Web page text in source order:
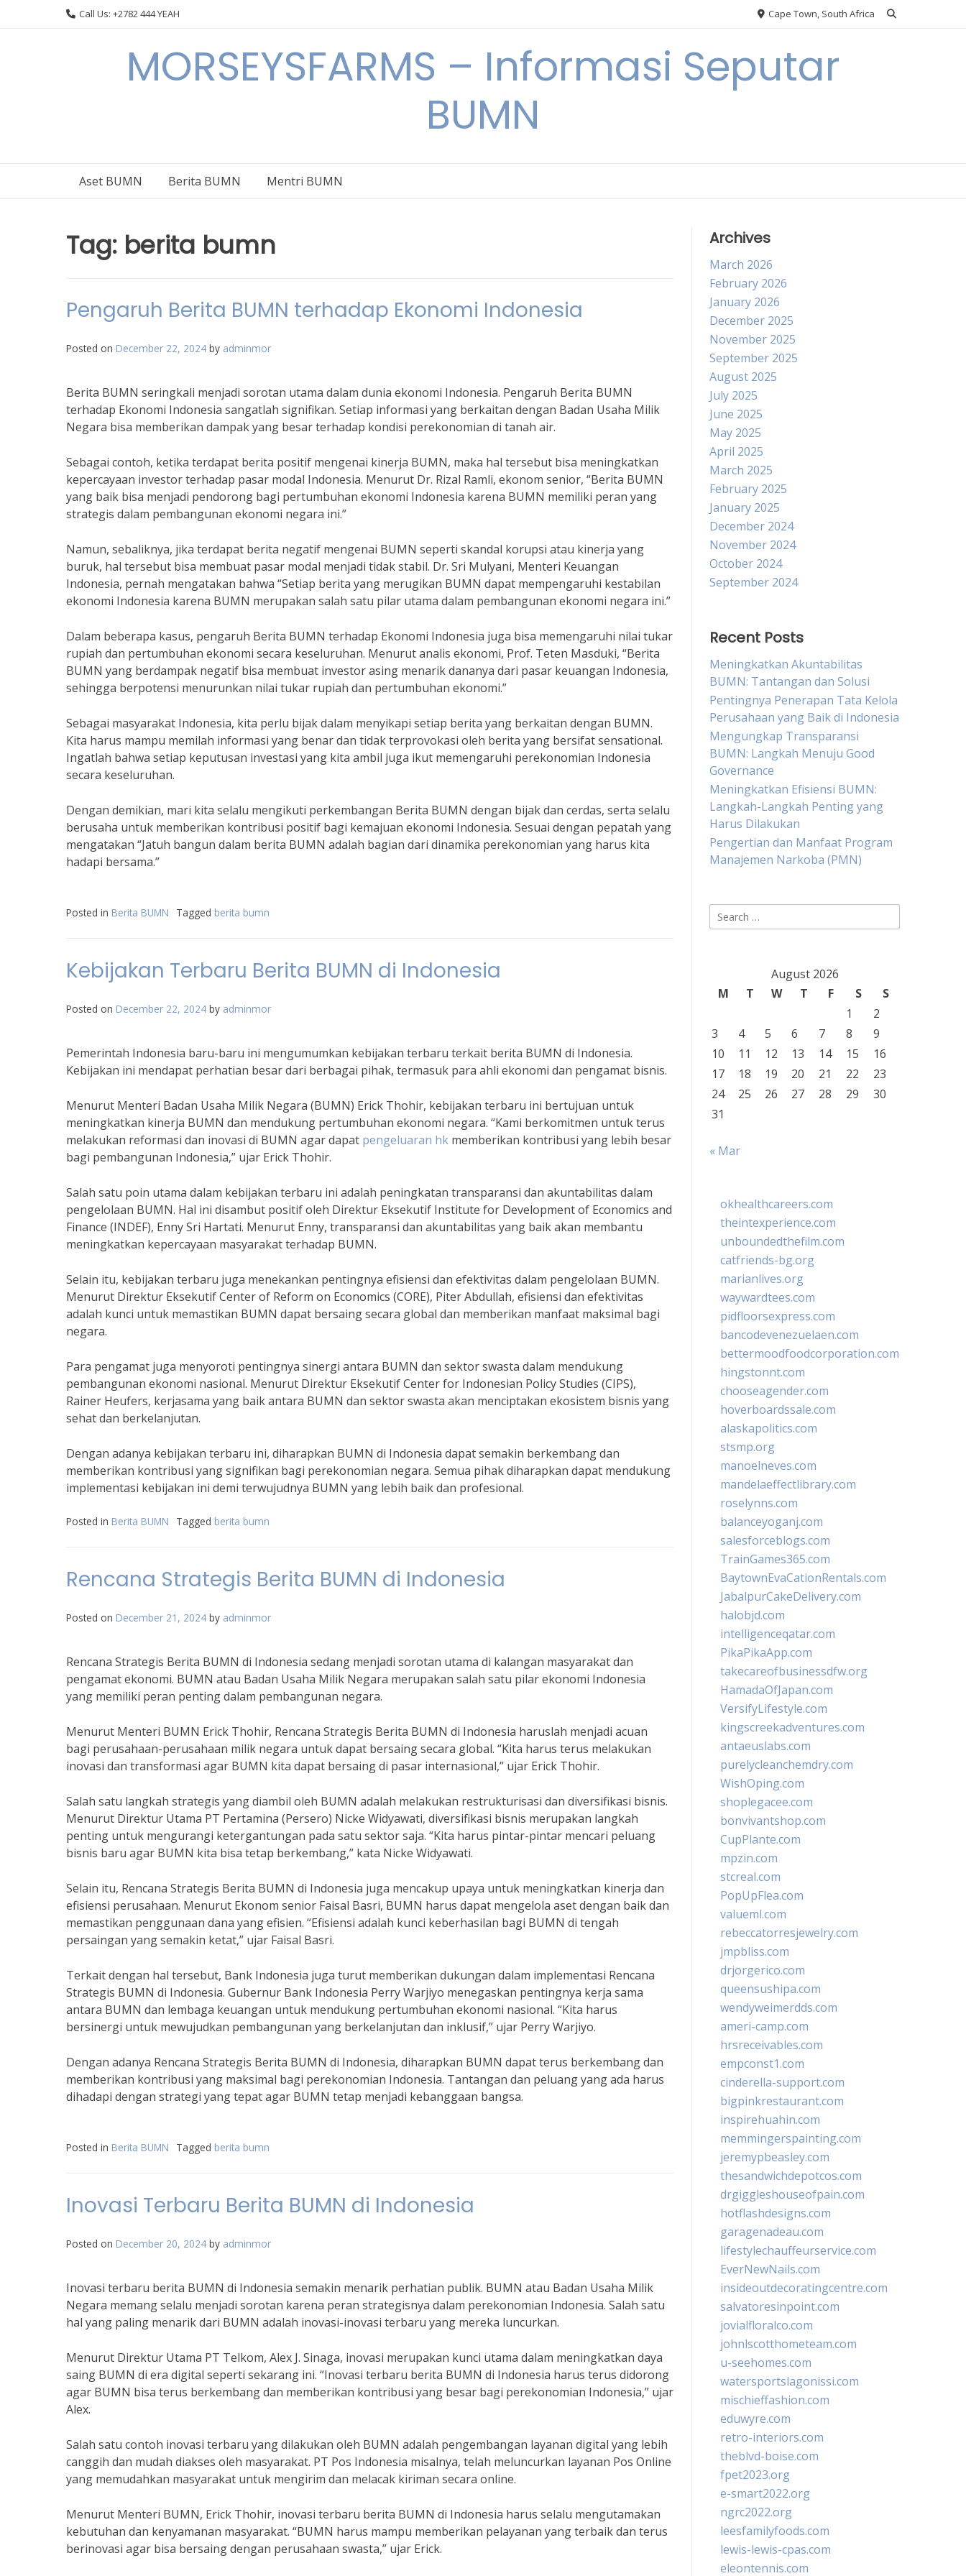
Call Us: +2782 444 YEAH Cape Town, South Africa
MORSEYSFARMS – Informasi Seputar
BUMN
Aset BUMN Berita BUMN Mentri BUMN
Tag: berita bumn
Pengaruh Berita BUMN terhadap Ekonomi Indonesia
Posted on December 22, 2024 by adminmor
Berita BUMN seringkali menjadi sorotan utama dalam dunia ekonomi Indonesia. Pengaruh Berita BUMN
terhadap Ekonomi Indonesia sangatlah signifikan. Setiap informasi yang berkaitan dengan Badan Usaha Milik
Negara bisa memberikan dampak yang besar terhadap kondisi perekonomian di tanah air.
Sebagai contoh, ketika terdapat berita positif mengenai kinerja BUMN, maka hal tersebut bisa meningkatkan
kepercayaan investor terhadap pasar modal Indonesia. Menurut Dr. Rizal Ramli, ekonom senior, “Berita BUMN
yang baik bisa menjadi pendorong bagi pertumbuhan ekonomi Indonesia karena BUMN memiliki peran yang
strategis dalam pembangunan ekonomi negara ini.”
Namun, sebaliknya, jika terdapat berita negatif mengenai BUMN seperti skandal korupsi atau kinerja yang
buruk, hal tersebut bisa membuat pasar modal menjadi tidak stabil. Dr. Sri Mulyani, Menteri Keuangan
Indonesia, pernah mengatakan bahwa “Setiap berita yang merugikan BUMN dapat mempengaruhi kestabilan
ekonomi Indonesia karena BUMN merupakan salah satu pilar utama dalam pembangunan ekonomi negara ini.”
Dalam beberapa kasus, pengaruh Berita BUMN terhadap Ekonomi Indonesia juga bisa memengaruhi nilai tukar
rupiah dan pertumbuhan ekonomi secara keseluruhan. Menurut analis ekonomi, Prof. Teten Masduki, “Berita
BUMN yang berdampak negatif bisa membuat investor asing menarik dananya dari pasar keuangan Indonesia,
sehingga berpotensi menurunkan nilai tukar rupiah dan pertumbuhan ekonomi.”
Sebagai masyarakat Indonesia, kita perlu bijak dalam menyikapi setiap berita yang berkaitan dengan BUMN.
Kita harus mampu memilah informasi yang benar dan tidak terprovokasi oleh berita yang bersifat sensational.
Ingatlah bahwa setiap keputusan investasi yang kita ambil juga ikut memengaruhi perekonomian Indonesia
secara keseluruhan.
Dengan demikian, mari kita selalu mengikuti perkembangan Berita BUMN dengan bijak dan cerdas, serta selalu
berusaha untuk memberikan kontribusi positif bagi kemajuan ekonomi Indonesia. Sesuai dengan pepatah yang
mengatakan “Jatuh bangun dalam berita BUMN adalah bagian dari dinamika perekonomian yang harus kita
hadapi bersama.”
Posted in Berita BUMN Tagged berita bumn
Kebijakan Terbaru Berita BUMN di Indonesia
Posted on December 22, 2024 by adminmor
Pemerintah Indonesia baru-baru ini mengumumkan kebijakan terbaru terkait berita BUMN di Indonesia.
Kebijakan ini mendapat perhatian besar dari berbagai pihak, termasuk para ahli ekonomi dan pengamat bisnis.
Menurut Menteri Badan Usaha Milik Negara (BUMN) Erick Thohir, kebijakan terbaru ini bertujuan untuk
meningkatkan kinerja BUMN dan mendukung pertumbuhan ekonomi negara. “Kami berkomitmen untuk terus
melakukan reformasi dan inovasi di BUMN agar dapat pengeluaran hk memberikan kontribusi yang lebih besar
bagi pembangunan Indonesia,” ujar Erick Thohir.
Salah satu poin utama dalam kebijakan terbaru ini adalah peningkatan transparansi dan akuntabilitas dalam
pengelolaan BUMN. Hal ini disambut positif oleh Direktur Eksekutif Institute for Development of Economics and
Finance (INDEF), Enny Sri Hartati. Menurut Enny, transparansi dan akuntabilitas yang baik akan membantu
meningkatkan kepercayaan masyarakat terhadap BUMN.
Selain itu, kebijakan terbaru juga menekankan pentingnya efisiensi dan efektivitas dalam pengelolaan BUMN.
Menurut Direktur Eksekutif Center of Reform on Economics (CORE), Piter Abdullah, efisiensi dan efektivitas
adalah kunci untuk memastikan BUMN dapat bersaing secara global dan memberikan manfaat maksimal bagi
negara.
Para pengamat juga menyoroti pentingnya sinergi antara BUMN dan sektor swasta dalam mendukung
pembangunan ekonomi nasional. Menurut Direktur Eksekutif Center for Indonesian Policy Studies (CIPS),
Rainer Heufers, kerjasama yang baik antara BUMN dan sektor swasta akan menciptakan ekosistem bisnis yang
sehat dan berkelanjutan.
Dengan adanya kebijakan terbaru ini, diharapkan BUMN di Indonesia dapat semakin berkembang dan
memberikan kontribusi yang signifikan bagi perekonomian negara. Semua pihak diharapkan dapat mendukung
implementasi kebijakan ini demi terwujudnya BUMN yang lebih baik dan profesional.
Posted in Berita BUMN Tagged berita bumn
Rencana Strategis Berita BUMN di Indonesia
Posted on December 21, 2024 by adminmor
Rencana Strategis Berita BUMN di Indonesia sedang menjadi sorotan utama di kalangan masyarakat dan
pengamat ekonomi. BUMN atau Badan Usaha Milik Negara merupakan salah satu pilar ekonomi Indonesia
yang memiliki peran penting dalam pembangunan negara.
Menurut Menteri BUMN Erick Thohir, Rencana Strategis Berita BUMN di Indonesia haruslah menjadi acuan
bagi perusahaan-perusahaan milik negara untuk dapat bersaing secara global. “Kita harus terus melakukan
inovasi dan transformasi agar BUMN kita dapat bersaing di pasar internasional,” ujar Erick Thohir.
Salah satu langkah strategis yang diambil oleh BUMN adalah melakukan restrukturisasi dan diversifikasi bisnis.
Menurut Direktur Utama PT Pertamina (Persero) Nicke Widyawati, diversifikasi bisnis merupakan langkah
penting untuk mengurangi ketergantungan pada satu sektor saja. “Kita harus pintar-pintar mencari peluang
bisnis baru agar BUMN kita bisa tetap berkembang,” kata Nicke Widyawati.
Selain itu, Rencana Strategis Berita BUMN di Indonesia juga mencakup upaya untuk meningkatkan kinerja dan
efisiensi perusahaan. Menurut Ekonom senior Faisal Basri, BUMN harus dapat mengelola aset dengan baik dan
memastikan penggunaan dana yang efisien. “Efisiensi adalah kunci keberhasilan bagi BUMN di tengah
persaingan yang semakin ketat,” ujar Faisal Basri.
Terkait dengan hal tersebut, Bank Indonesia juga turut memberikan dukungan dalam implementasi Rencana
Strategis BUMN di Indonesia. Gubernur Bank Indonesia Perry Warjiyo menegaskan pentingnya kerja sama
antara BUMN dan lembaga keuangan untuk mendukung pertumbuhan ekonomi nasional. “Kita harus
bersinergi untuk mewujudkan pembangunan yang berkelanjutan dan inklusif,” ujar Perry Warjiyo.
Dengan adanya Rencana Strategis Berita BUMN di Indonesia, diharapkan BUMN dapat terus berkembang dan
memberikan kontribusi yang maksimal bagi perekonomian Indonesia. Tantangan dan peluang yang ada harus
dihadapi dengan strategi yang tepat agar BUMN tetap menjadi kebanggaan bangsa.
Posted in Berita BUMN Tagged berita bumn
Inovasi Terbaru Berita BUMN di Indonesia
Posted on December 20, 2024 by adminmor
Inovasi terbaru berita BUMN di Indonesia semakin menarik perhatian publik. BUMN atau Badan Usaha Milik
Negara memang selalu menjadi sorotan karena peran strategisnya dalam perekonomian Indonesia. Salah satu
hal yang paling menarik dari BUMN adalah inovasi-inovasi terbaru yang mereka luncurkan.
Menurut Direktur Utama PT Telkom, Alex J. Sinaga, inovasi merupakan kunci utama dalam meningkatkan daya
saing BUMN di era digital seperti sekarang ini. “Inovasi terbaru berita BUMN di Indonesia harus terus didorong
agar BUMN bisa terus berkembang dan memberikan kontribusi yang besar bagi perekonomian Indonesia,” ujar
Alex.
Salah satu contoh inovasi terbaru yang dilakukan oleh BUMN adalah pengembangan layanan digital yang lebih
canggih dan mudah diakses oleh masyarakat. PT Pos Indonesia misalnya, telah meluncurkan layanan Pos Online
yang memudahkan masyarakat untuk mengirim dan melacak kiriman secara online.
Menurut Menteri BUMN, Erick Thohir, inovasi terbaru berita BUMN di Indonesia harus selalu mengutamakan
kebutuhan dan kenyamanan masyarakat. “BUMN harus mampu memberikan pelayanan yang terbaik dan terus
berinovasi agar bisa bersaing dengan perusahaan swasta,” ujar Erick.
Archives
March 2026
February 2026
January 2026
December 2025
November 2025
September 2025
August 2025
July 2025
June 2025
May 2025
April 2025
March 2025
February 2025
January 2025
December 2024
November 2024
October 2024
September 2024
Recent Posts
Meningkatkan Akuntabilitas
BUMN: Tantangan dan Solusi
Pentingnya Penerapan Tata Kelola
Perusahaan yang Baik di Indonesia
Mengungkap Transparansi
BUMN: Langkah Menuju Good
Governance
Meningkatkan Efisiensi BUMN:
Langkah-Langkah Penting yang
Harus Dilakukan
Pengertian dan Manfaat Program
Manajemen Narkoba (PMN)
Search
for:
August 2026
M
T W T F S
S
1
2
3
4 5 6 7 8
9
10
11 12 13 14 15
16
17
18 19 20 21 22
23
24
25 26 27 28 29
30
31
« Mar
okhealthcareers.com
theintexperience.com
unboundedthefilm.com
catfriends-bg.org
marianlives.org
waywardtees.com
pidfloorsexpress.com
bancodevenezuelaen.com
bettermoodfoodcorporation.com
hingstonnt.com
chooseagender.com
hoverboardssale.com
alaskapolitics.com
stsmp.org
manoelneves.com
mandelaeffectlibrary.com
roselynns.com
balanceyoganj.com
salesforceblogs.com
TrainGames365.com
BaytownEvaCationRentals.com
JabalpurCakeDelivery.com
halobjd.com
intelligenceqatar.com
PikaPikaApp.com
takecareofbusinessdfw.org
HamadaOfJapan.com
VersifyLifestyle.com
kingscreekadventures.com
antaeuslabs.com
purelycleanchemdry.com
WishOping.com
shoplegacee.com
bonvivantshop.com
CupPlante.com
mpzin.com
stcreal.com
PopUpFlea.com
valueml.com
rebeccatorresjewelry.com
jmpbliss.com
drjorgerico.com
queensushipa.com
wendyweimerdds.com
ameri-camp.com
hrsreceivables.com
empconst1.com
cinderella-support.com
bigpinkrestaurant.com
inspirehuahin.com
memmingerspainting.com
jeremypbeasley.com
thesandwichdepotcos.com
drgiggleshouseofpain.com
hotflashdesigns.com
garagenadeau.com
lifestylechauffeurservice.com
EverNewNails.com
insideoutdecoratingcentre.com
salvatoresinpoint.com
jovialfloralco.com
johnlscotthometeam.com
u-seehomes.com
watersportslagonissi.com
mischieffashion.com
eduwyre.com
retro-interiors.com
theblvd-boise.com
fpet2023.org
e-smart2022.org
ngrc2022.org
leesfamilyfoods.com
lewis-lewis-cpas.com
eleontennis.com